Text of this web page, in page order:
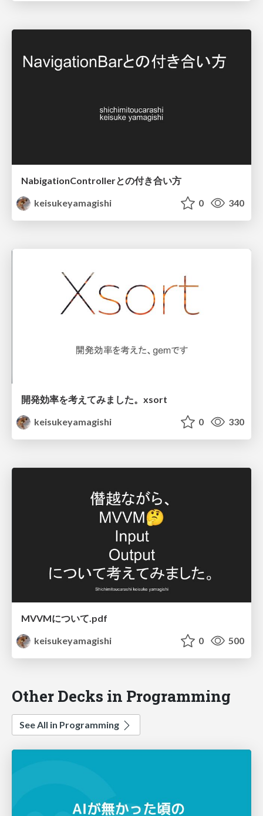
NabigationControllerとの付き合い方
keisukeyamagishi
0 340
開発効率を考えてみました。xsort
keisukeyamagishi
0 330
MVVMについて.pdf
keisukeyamagishi
0 500
Other Decks in Programming
See All in Programming